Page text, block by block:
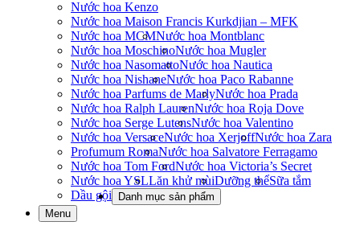
Nước hoa Kenzo
Nước hoa Maison Francis Kurkdjian – MFK
Nước hoa MCMNước hoa Montblanc
Nước hoa MoschinoNước hoa Mugler
Nước hoa NasomattoNước hoa Nautica
Nước hoa NishaneNước hoa Paco Rabanne
Nước hoa Parfums de MarlyNước hoa Prada
Nước hoa Ralph LaurenNước hoa Roja Dove
Nước hoa Serge LutensNước hoa Valentino
Nước hoa VersaceNước hoa XerjoffNước hoa Zara
Profumum RomaNước hoa Salvatore Ferragamo
Nước hoa Tom FordNước hoa Victoria’s Secret
Nước hoa YSLLăn khử mùiDưỡng thểSữa tắm
Dầu gội
Danh mục sản phẩm
Menu